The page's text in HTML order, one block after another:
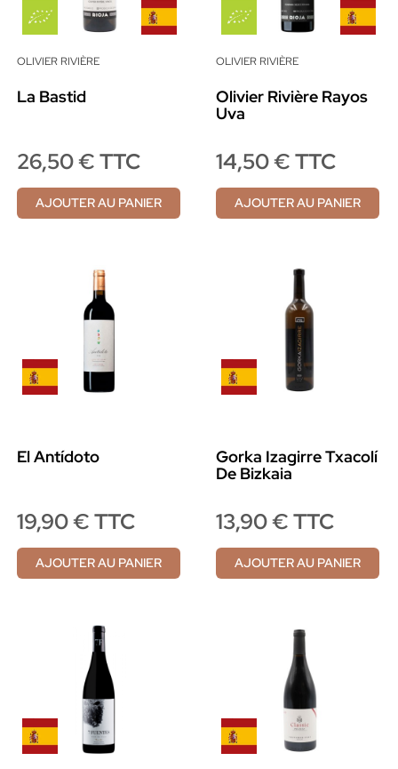
OLIVIER RIVIÈRE
La Bastid
26,50 € TTC
AJOUTER AU PANIER
OLIVIER RIVIÈRE
Olivier Rivière Rayos
Uva
14,50 € TTC
AJOUTER AU PANIER
El Antídoto
19,90 € TTC
AJOUTER AU PANIER
Gorka Izagirre Txacolí
De Bizkaia
13,90 € TTC
AJOUTER AU PANIER